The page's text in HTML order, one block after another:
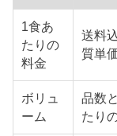
1食あ
たりの
料金
送料
質単
ボリュ
ーム
品数
たり